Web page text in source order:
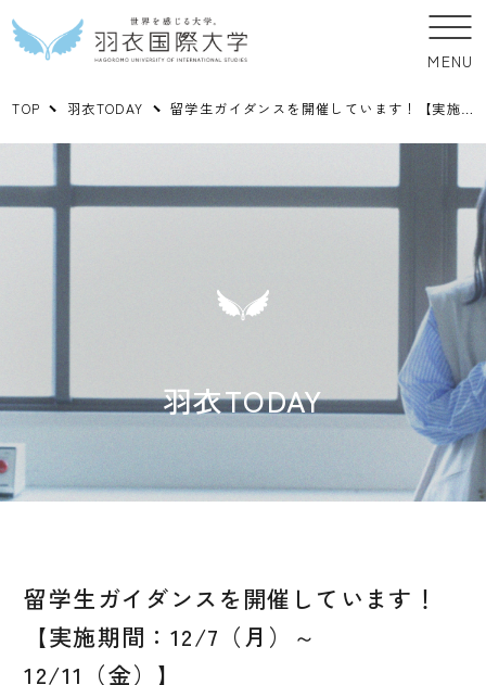
MENU
TOP 羽衣TODAY 留学生ガイダンスを開催しています！【実施期間：12/7（月）～12/11（金）】
羽衣TODAY
留学生ガイダンスを開催しています！
【実施期間：12/7（月）～
12/11（金）】